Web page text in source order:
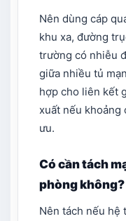
Nên dùng cáp
khu xa, đường
trường có nhiễu
giữa nhiều tủ
hợp cho liên kết
xuất nếu khoảng
ưu.
Có cần tách
phòng không?
Nên tách nếu hệ